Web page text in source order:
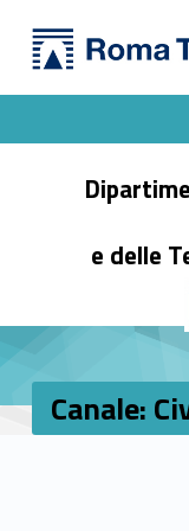
Canale: Civile - Dipartimento di Ingegneria Civile, Informatica e delle Tecnologie
e delle
Header info sidebar
Canale: